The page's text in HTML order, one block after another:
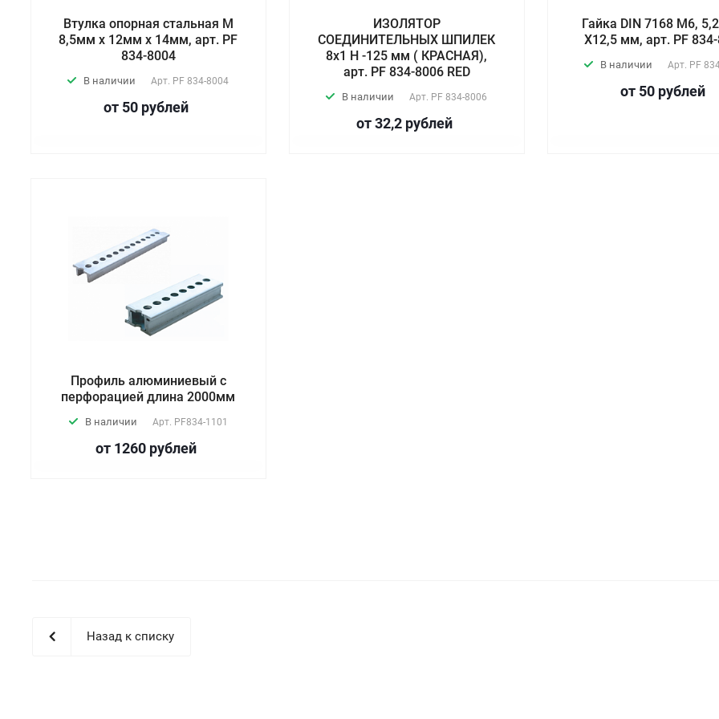
Втулка опорная стальная М
8,5мм х 12мм х 14мм, арт. PF
834-8004
В наличии Арт. PF 834-8004
от 50 рублей
ИЗОЛЯТОР
СОЕДИНИТЕЛЬНЫХ ШПИЛЕК
8х1 Н -125 мм ( КРАСНАЯ),
арт. PF 834-8006 RED
В наличии Арт. PF 834-8006
от 32,2 рублей
Гайка DIN 7168 М6,
X12,5 мм, арт. PF
В наличии Арт. PF
от 50 рублей
Профиль алюминиевый с
перфорацией длина 2000мм
В наличии Арт. PF834-1101
от 1260 рублей
Назад к списку